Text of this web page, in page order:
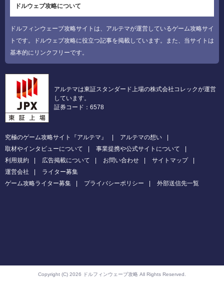
ドルウェブ攻略について
ドルフィンウェーブ攻略サイトは、アルテマが運営しているゲーム攻略サイ
トです。ドルウェブ攻略に役立つ記事を掲載しています。また、当サイトは
基本的にリンクフリーです。
アルテマは東証スタンダード上場の株式会社コレックが運営
しています。
証券コード：6578
究極のゲーム攻略サイト『アルテマ』
アルテマの想い
取材やインタビューについて
事業提携や公式サイトについて
利用規約
広告掲載について お問い合わせ
サイトマップ
運営会社
ライター募集
ゲーム攻略ライター募集
プライバシーポリシー 外部送信先一覧
Copyright (C) 2026 ドルフィンウェーブ攻略 All Rights Reserved.